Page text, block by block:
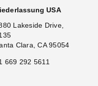
USA
Lakeside Drive,
Clara, CA 95054
669 292 5611